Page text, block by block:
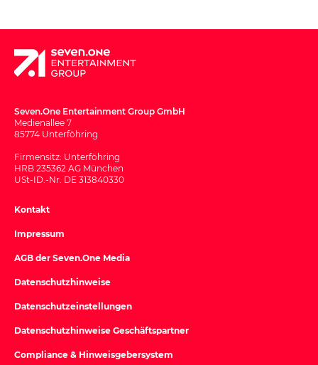
Seven.One Entertainment Group GmbH
Medienallee 7
85774 Unterföhring
Firmensitz: Unterföhring
HRB 235362 AG München
USt-ID.-Nr. DE 313840330
Kontakt
Impressum
AGB der Seven.One Media
Datenschutzhinweise
Datenschutzeinstellungen
Datenschutzhinweise Geschäftspartner
Compliance & Hinweisgebersystem